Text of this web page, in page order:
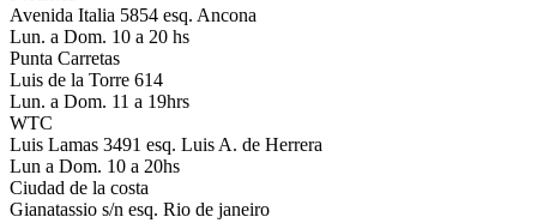
Avenida Italia 5854 esq. Ancona
Lun. a Dom. 10 a 20 hs
Punta Carretas
Luis de la Torre 614
Lun. a Dom. 11 a 19hrs
WTC
Luis Lamas 3491 esq. Luis A. de Herrera
Lun a Dom. 10 a 20hs
Ciudad de la costa
Gianatassio s/n esq. Rio de janeiro